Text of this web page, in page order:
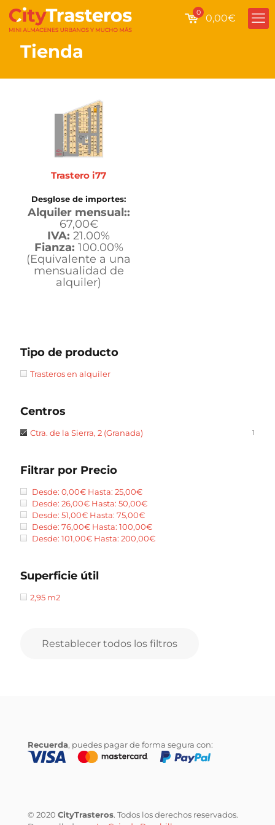
0 0,00€
Tienda
Trastero i77
Desglose de importes:
Alquiler mensual::
67,00€
IVA: 21.00%
Fianza: 100.00%
(Equivalente a una
mensualidad de
alquiler)
Tipo de producto
Trasteros en alquiler
Centros
Ctra. de la Sierra, 2 (Granada) 1
Filtrar por Precio
Desde: 0,00€ Hasta: 25,00€
Desde: 26,00€ Hasta: 50,00€
Desde: 51,00€ Hasta: 75,00€
Desde: 76,00€ Hasta: 100,00€
Desde: 101,00€ Hasta: 200,00€
Superficie útil
2,95 m2
Restablecer todos los filtros
Recuerda, puedes pagar de forma segura con:
© 2020 CityTrasteros. Todos los derechos reservados.